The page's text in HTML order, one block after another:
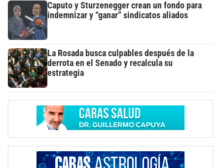
Caputo y Sturzenegger crean un fondo para
indemnizar y “ganar” sindicatos aliados
La Rosada busca culpables después de la
derrota en el Senado y recalcula su
estrategia